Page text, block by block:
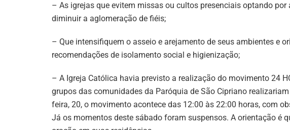
– As igrejas que evitem missas ou cultos presenciais optando
diminuir a aglomeração de fiéis;
– Que intensifiquem o asseio e arejamento de seus ambientes e
recomendações de isolamento social e higienização;
– A Igreja Católica havia previsto a realização do movimento 24
grupos das comunidades da Paróquia de São Cipriano
feira, 20, o movimento acontece das 12:00 às 22:00 horas, com
Já os momentos deste sábado foram suspensos. A orientação é